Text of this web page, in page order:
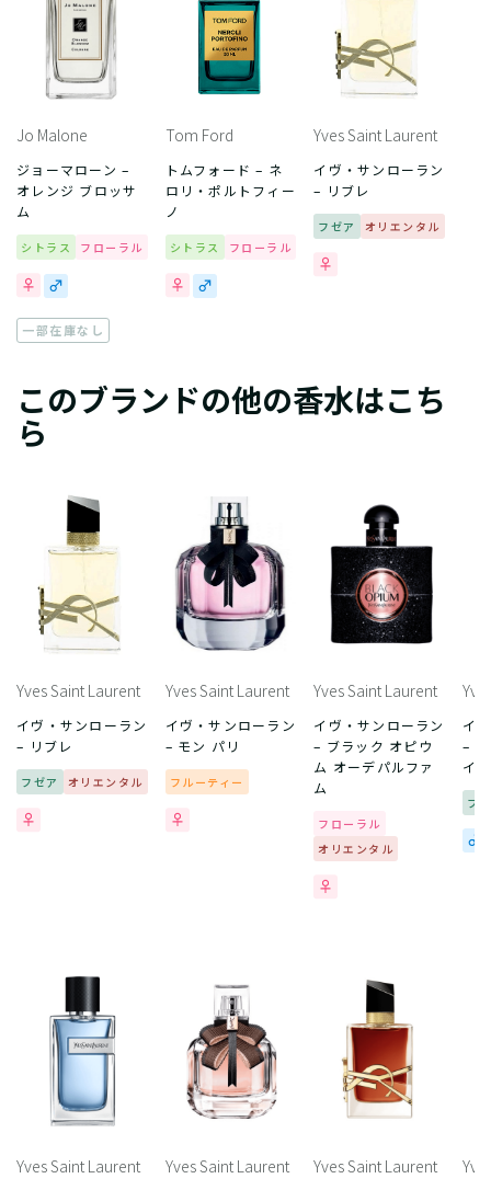
Jo Malone
ジョーマローン –
オレンジ ブロッサ
ム
シトラス フローラル
一部在庫なし
Tom Ford
トムフォード – ネ
ロリ・ポルトフィー
ノ
シトラス フローラル
Yves Saint Laurent
イヴ・サンローラン
– リブレ
フゼア オリエンタル
このブランドの他の香水はこち
ら
Yves Saint Laurent
イヴ・サンローラン
– リブレ
フゼア オリエンタル
Yves Saint Laurent
イヴ・サンローラン
– モン パリ
フルーティー
Yves Saint Laurent
イヴ・サンローラン
– ブラック オピウ
ム オーデパルファ
ム
フローラル
オリエンタル
イ
–
イ
フ
Yves Saint Laurent Yves Saint Laurent Yves Saint Laurent